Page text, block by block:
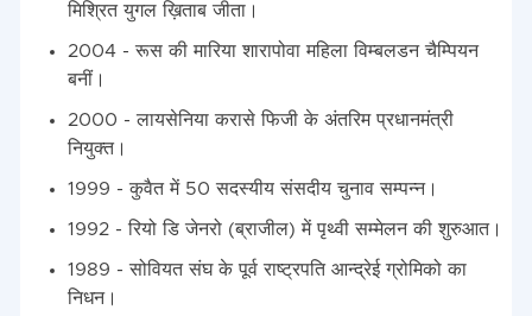
मिश्रित युगल ख़िताब जीता।
2004 - रूस की मारिया शारापोवा महिला विम्बलडन चैम्पियन
बनीं।
2000 - लायसेनिया करासे फिजी के अंतरिम प्रधानमंत्री
नियुक्त।
1999 - कुवैत में 50 सदस्यीय संसदीय चुनाव सम्पन्न।
1992 - रियो डि जेनरो (ब्राजील) में पृथ्वी सम्मेलन की शुरुआत।
1989 - सोवियत संघ के पूर्व राष्ट्रपति आन्द्रेई ग्रोमिको का
निधन।